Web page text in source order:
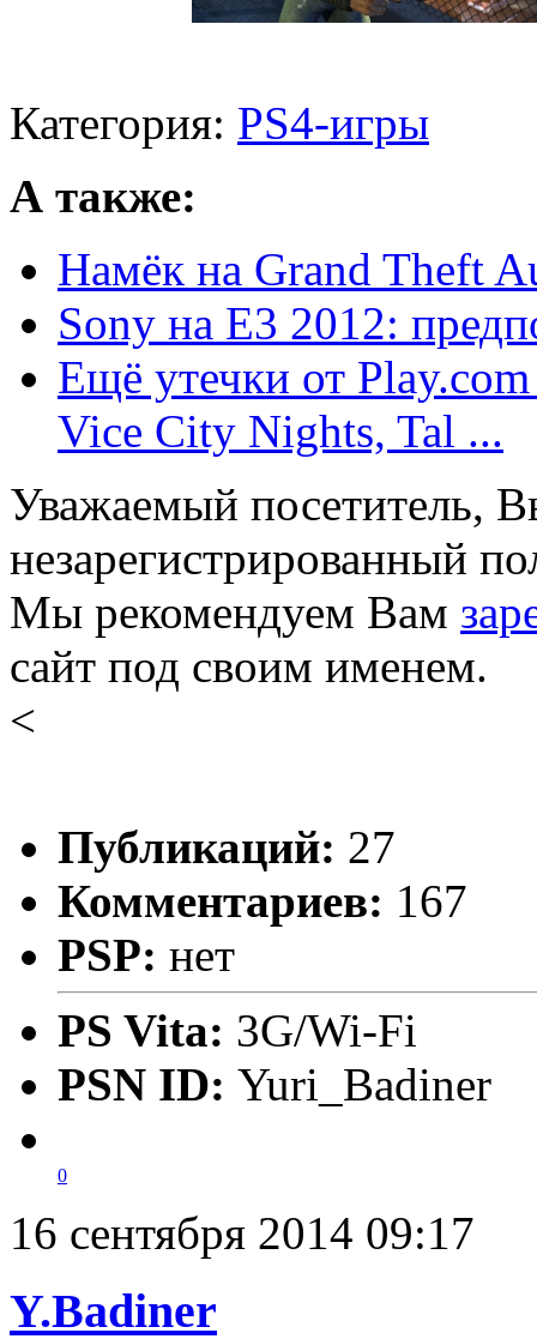
Категория: PS4-игры
А также:
Намёк на Grand Theft
Sony на Е3 2012:
Ещё утечки от
Vice City Nights, Tal ...
Уважаемый посетитель,
незарегистрированный
Мы рекомендуем Вам
сайт под своим именем.
<
Публикаций: 27
Комментариев: 167
PSP: нет
PS Vita: 3G/Wi-Fi
PSN ID: Yuri_Badiner
0
16 сентября 2014 09:17
Y.Badiner